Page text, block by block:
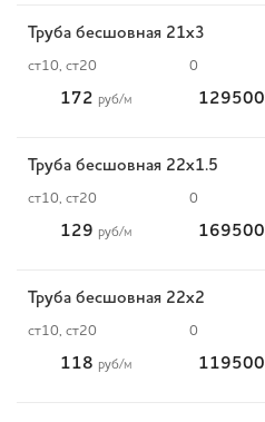
Труба бесшовная 21х3
ст10, ст20 0
172 руб/м 129500
Труба бесшовная 22х1.5
ст10, ст20 0
129 руб/м 169500
Труба бесшовная 22х2
ст10, ст20 0
118 руб/м 119500